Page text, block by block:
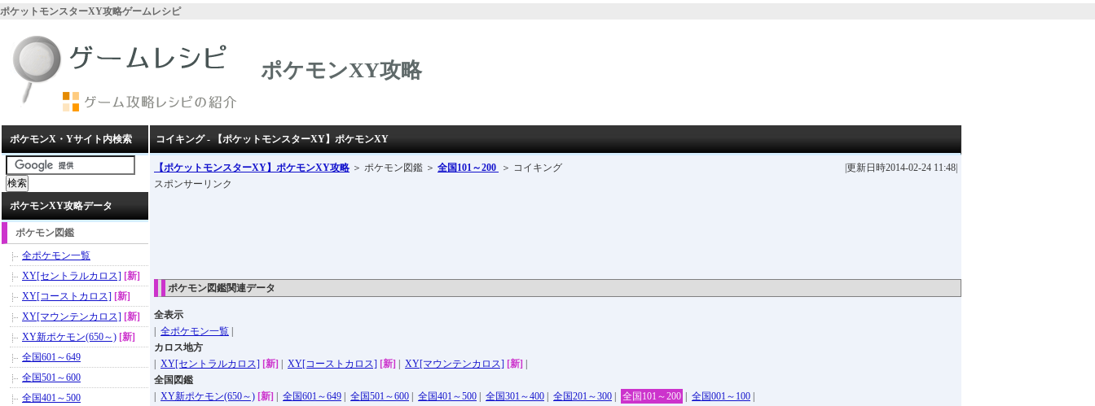
ポケットモンスターXY攻略ゲームレシピ
ポケモンXY攻略
コイキング - 【ポケットモンスターXY】ポケモンXY
【ポケットモンスターXY】ポケモンXY攻略 ＞ ポケモン図鑑 ＞ 全国101～200 ＞ コイキング
|更新日時2014-02-24 11:48|
スポンサーリンク
ポケモン図鑑関連データ
全表示
全ポケモン一覧
カロス地方
XY[セントラルカロス] [新] XY[コーストカロス] [新] XY[マウンテンカロス] [新]
全国図鑑
XY新ポケモン(650～) [新] 全国601～649 全国501～600 全国401～500 全国301～400 全国201～300 全国101～200 全国001～100
ポケモンX・Yサイト内検索
ポケモンXY攻略データ
ポケモン図鑑
全ポケモン一覧
XY[セントラルカロス] [新]
XY[コーストカロス] [新]
XY[マウンテンカロス] [新]
XY新ポケモン(650～) [新]
全国601～649
全国501～600
全国401～500